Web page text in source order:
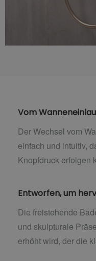
Vom
Der Wechsel vom
einfach und intuitiv,
Knopfdruck erfolgen
Entworfen, um
Die freistehende
und skulpturale
erhöht wird, der die